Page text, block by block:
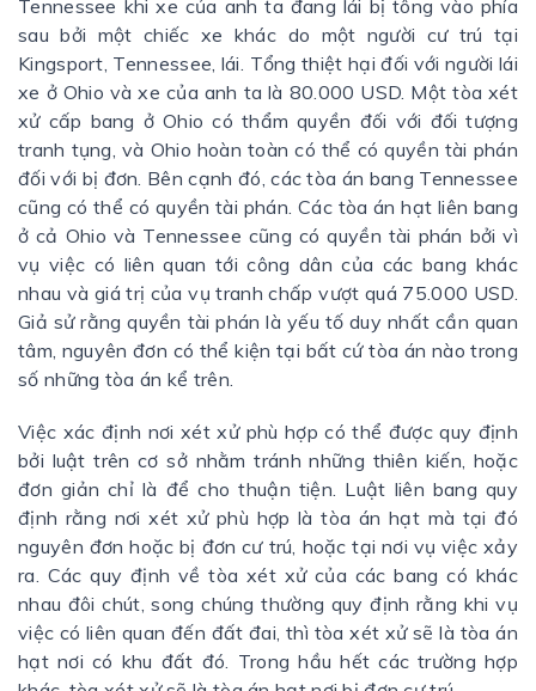
Tennessee khi xe của anh ta đang lái bị tông vào phía
sau bởi một chiếc xe khác do một người cư trú tại
Kingsport, Tennessee, lái. Tổng thiệt hại đối với người lái
xe ở Ohio và xe của anh ta là 80.000 USD. Một tòa xét
xử cấp bang ở Ohio có thẩm quyền đối với đối tượng
tranh tụng, và Ohio hoàn toàn có thể có quyền tài phán
đối với bị đơn. Bên cạnh đó, các tòa án bang Tennessee
cũng có thể có quyền tài phán. Các tòa án hạt liên bang
ở cả Ohio và Tennessee cũng có quyền tài phán bởi vì
vụ việc có liên quan tới công dân của các bang khác
nhau và giá trị của vụ tranh chấp vượt quá 75.000 USD.
Giả sử rằng quyền tài phán là yếu tố duy nhất cần quan
tâm, nguyên đơn có thể kiện tại bất cứ tòa án nào trong
số những tòa án kể trên.
Việc xác định nơi xét xử phù hợp có thể được quy định
bởi luật trên cơ sở nhằm tránh những thiên kiến, hoặc
đơn giản chỉ là để cho thuận tiện. Luật liên bang quy
định rằng nơi xét xử phù hợp là tòa án hạt mà tại đó
nguyên đơn hoặc bị đơn cư trú, hoặc tại nơi vụ việc xảy
ra. Các quy định về tòa xét xử của các bang có khác
nhau đôi chút, song chúng thường quy định rằng khi vụ
việc có liên quan đến đất đai, thì tòa xét xử sẽ là tòa án
hạt nơi có khu đất đó. Trong hầu hết các trường hợp